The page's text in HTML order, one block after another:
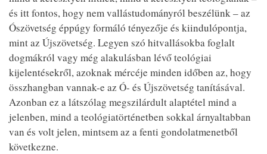
és itt fontos, hogy nem vallástudományról beszélünk – az
Ószövetség éppúgy formáló tényezője és kiindulópontja,
mint az Újszövetség. Legyen szó hitvallásokba foglalt
dogmákról vagy még alakulásban lévő teológiai
kijelentésekről, azoknak mércéje minden időben az, hogy
összhangban vannak-e az Ó- és Újszövetség tanításával.
Azonban ez a látszólag megszilárdult alaptétel mind a
jelenben, mind a teológiatörténetben sokkal árnyaltabban
van és volt jelen, mintsem az a fenti gondolatmenetből
következne.